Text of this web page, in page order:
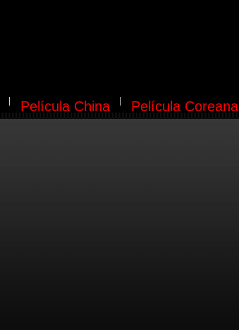
Película China Película Coreana